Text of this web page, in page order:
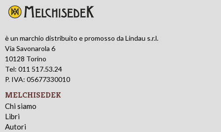
è un marchio distribuito e promosso da Lindau s.r.l.
Via Savonarola 6
10128 Torino
Tel: 011 517.53.24
P. IVA: 05677330010
MELCHISEDEK
Chi siamo
Libri
Autori